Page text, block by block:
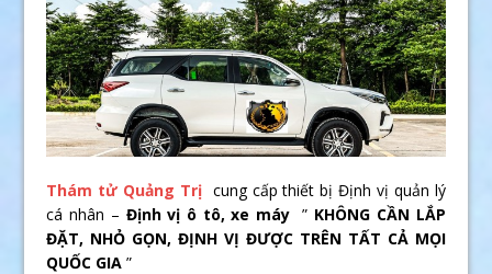
Thám tử Quảng Trị cung cấp thiết bị Định vị quản lý
cá nhân – Định vị ô tô, xe máy ” KHÔNG CẦN LẮP
ĐẶT, NHỎ GỌN, ĐỊNH VỊ ĐƯỢC TRÊN TẤT CẢ MỌI
QUỐC GIA ”